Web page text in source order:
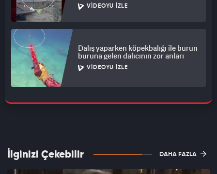
VIDEOYU İZLE
Dalış yaparken köpekbalığı ile burun
buruna gelen dalıcının zor anları
VIDEOYU İZLE
İlginizi Çekebilir DAHA FAZLA